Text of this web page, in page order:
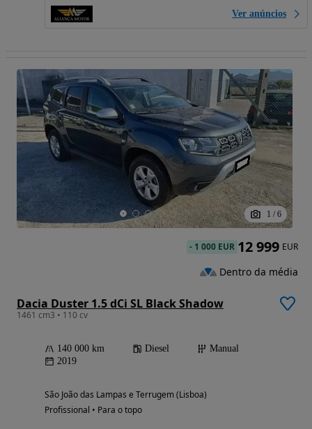
Ver anúncios
1 / 6
Dacia Duster 1.5 dCi SL Black Shadow
1461 cm3 • 110 cv
140 000 km Diesel
Manual
2019
São João das Lampas e Terrugem (Lisboa)
Profissional • Para o topo
- 1 000 EUR 12 999 EUR
Dentro da média